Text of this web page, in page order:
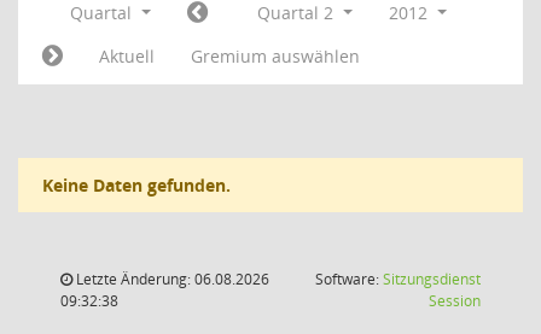
Quartal Quartal 2
2012
Aktuell
Gremium auswählen
Keine Daten gefunden.
Letzte Änderung: 06.08.2026
09:32:38
Software:Sitzungsdienst
Session(Wird in